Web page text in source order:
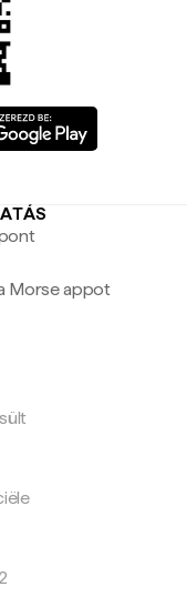
Morse appot